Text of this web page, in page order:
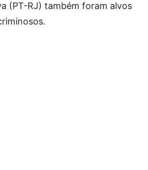
(PT-RJ) também foram alvos